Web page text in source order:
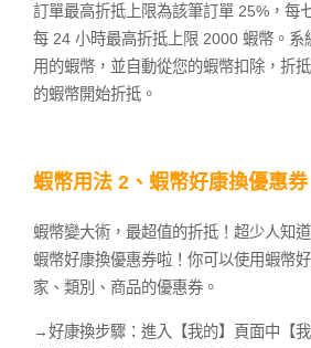
訂單最高折抵上限為該筆訂單 25%，每
每 24 小時最高折抵上限 2000 蝦幣。系
用的蝦幣，並自動從您的蝦幣扣除，折
的蝦幣開始折抵。
蝦幣用法 2、蝦幣好康換優惠券
蝦幣變大術，最超值的折抵！超少人知
蝦幣好康換優惠券啦！你可以使用蝦幣
家、類別、商品的優惠券。
→好康換步驟：進入【我的】頁面中【